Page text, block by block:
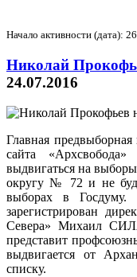
Начало активности (дата):
Николай
24.07.2016
Главная
сайта
выдвигаться на
округу № 72 и не
выборах в Госдуму.
зарегистрирован
Севера» Михаил
представит
выдвигается от
списку.